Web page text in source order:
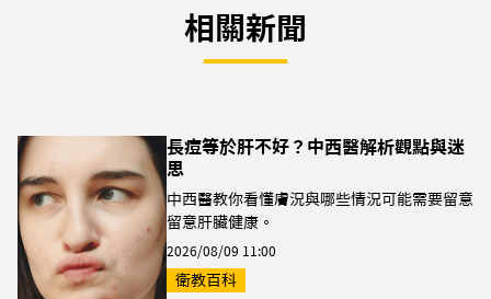
相關新聞
長痘等於肝不好？中西醫解析觀點與迷
思
中西醫教你看懂膚況與哪些情況可能需要留意
留意肝臟健康。
2026/08/09 11:00
衛教百科